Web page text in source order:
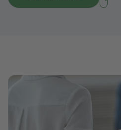
Bild in Lightbox zeigen